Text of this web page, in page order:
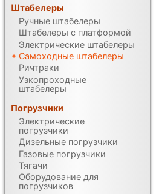
Штабелеры
Ручные штабелеры
Штабелеры с платформой
Электрические штабелеры
Самоходные штабелеры
Ричтраки
Узкопроходные
штабелеры
Погрузчики
Электрические
погрузчики
Дизельные погрузчики
Газовые погрузчики
Тягачи
Оборудование для
погрузчиков